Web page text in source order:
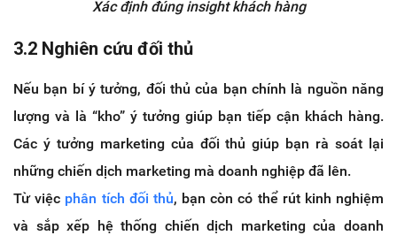
Xác định đúng insight khách hàng
3.2 Nghiên cứu đối thủ
Nếu bạn bí ý tưởng, đối thủ của bạn chính là nguồn năng
lượng và là “kho” ý tưởng giúp bạn tiếp cận khách hàng.
Các ý tưởng marketing của đối thủ giúp bạn rà soát lại
những chiến dịch marketing mà doanh nghiệp đã lên.
Từ việc phân tích đối thủ, bạn còn có thể rút kinh nghiệm
và sắp xếp hệ thống chiến dịch marketing của doanh